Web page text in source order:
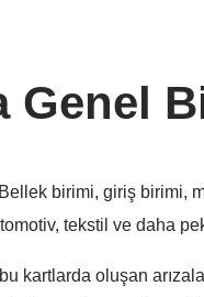
Genel
birimi, giriş birimi,
tekstil ve daha
bu kartlarda oluşan